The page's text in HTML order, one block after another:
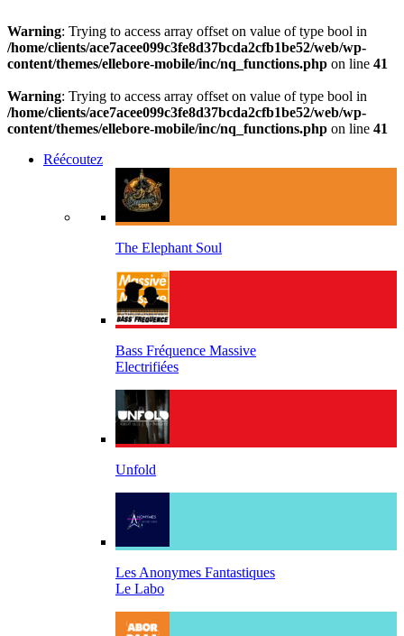
Warning: Trying to access array offset on value of type bool in
/home/clients/ace7acee099c3fe8d37bcda2cfb1be52/web/wp-
content/themes/ellebore-mobile/inc/nq_functions.php on line 41
Warning: Trying to access array offset on value of type bool in
/home/clients/ace7acee099c3fe8d37bcda2cfb1be52/web/wp-
content/themes/ellebore-mobile/inc/nq_functions.php on line 41
Réécoutez
The Elephant Soul
Bass Fréquence Massive
Electrifiées
Unfold
Les Anonymes Fantastiques
Le Labo